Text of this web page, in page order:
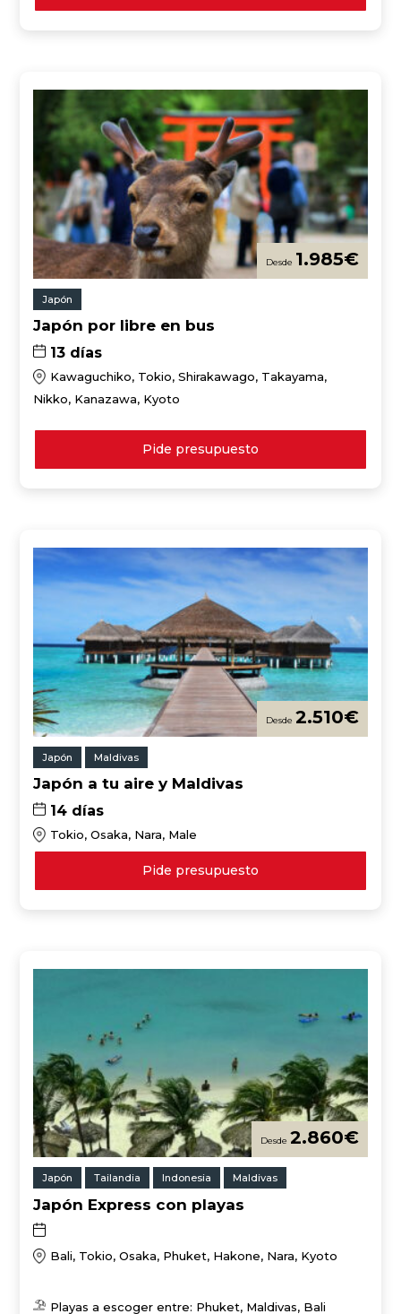
1.985€
Japón
Japón por libre en bus
13 días
Kawaguchiko, Tokio, Shirakawago, Takayama,
Nikko, Kanazawa, Kyoto
Pide presupuesto
2.510€
Japón Maldivas
Japón a tu aire y Maldivas
14 días
Tokio, Osaka, Nara, Male
Pide presupuesto
2.860€
Japón Tailandia Indonesia Maldivas
Japón Express con playas
Bali, Tokio, Osaka, Phuket, Hakone, Nara, Kyoto
Playas a escoger entre: Phuket, Maldivas, Bali